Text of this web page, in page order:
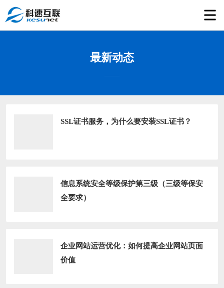
最新动态
——
SSL证书服务，为什么要安装SSL证书？
信息系统安全等级保护第三级（三级等保安
全要求）
企业网站运营优化：如何提高企业网站页面
价值